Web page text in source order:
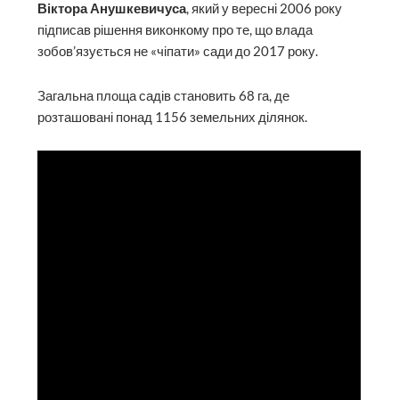
Віктора Анушкевичуса, який у вересні 2006 року
підписав рішення виконкому про те, що влада
зобов’язується не «чіпати» сади до 2017 року.
Загальна площа садів становить 68 га, де
розташовані понад 1156 земельних ділянок.